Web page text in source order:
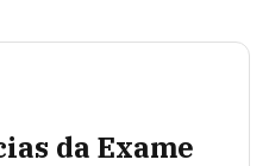
da Exame